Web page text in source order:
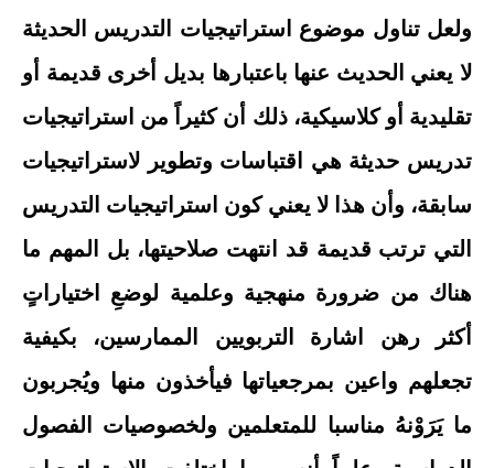
ولعل تناول موضوع استراتيجيات التدريس الحديثة
لا يعني الحديث عنها باعتبارها بديل أخرى قديمة أو
تقليدية أو كلاسيكية، ذلك أن كثيراً من استراتيجيات
تدريس حديثة هي اقتباسات وتطوير لاستراتيجيات
سابقة، وأن هذا لا يعني كون استراتيجيات التدريس
التي ترتب قديمة قد انتهت صلاحيتها، بل المهم ما
هناك من ضرورة منهجية وعلمية لوضعِ اختياراتٍ
أكثر رهن اشارة التربويين الممارسين، بكيفية
تجعلهم واعين بمرجعياتها فيأخذون منها ويُجربون
ما يَرَوْنهُ مناسبا للمتعلمين ولخصوصيات الفصول